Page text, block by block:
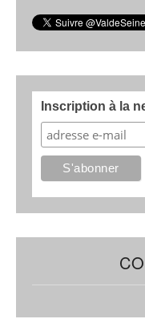
Inscription à la